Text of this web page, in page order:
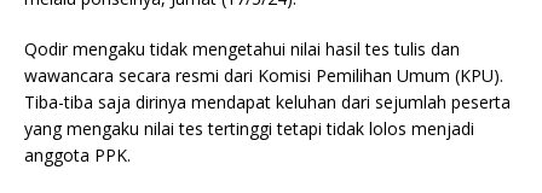
Qodir mengaku tidak mengetahui nilai hasil tes tulis dan
wawancara secara resmi dari Komisi Pemilihan Umum (KPU).
Tiba-tiba saja dirinya mendapat keluhan dari sejumlah peserta
yang mengaku nilai tes tertinggi tetapi tidak lolos menjadi
anggota PPK.